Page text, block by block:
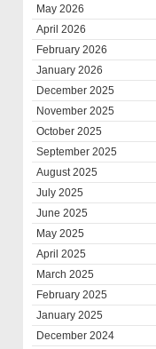
May 2026
April 2026
February 2026
January 2026
December 2025
November 2025
October 2025
September 2025
August 2025
July 2025
June 2025
May 2025
April 2025
March 2025
February 2025
January 2025
December 2024